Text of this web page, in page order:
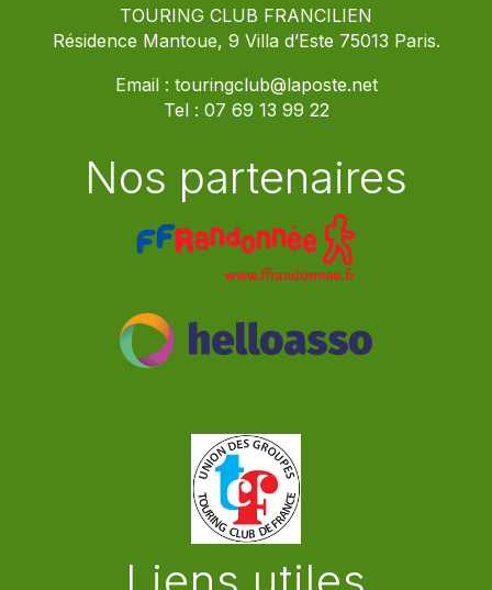
TOURING CLUB FRANCILIEN
Résidence Mantoue, 9 Villa d’Este 75013 Paris.
Email : touringclub@laposte.net
Tel : 07 69 13 99 22
Nos partenaires